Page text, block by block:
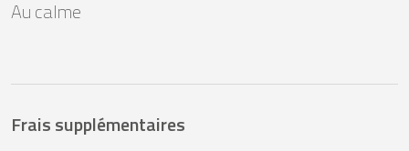
Au calme
Frais supplémentaires